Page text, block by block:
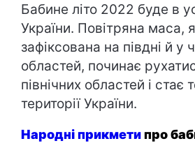
Бабине літо 2022 буде в
України. Повітряна маса,
зафіксована на півдні й у
областей, починає
північних областей і стає
території України.
Народні прикметипро